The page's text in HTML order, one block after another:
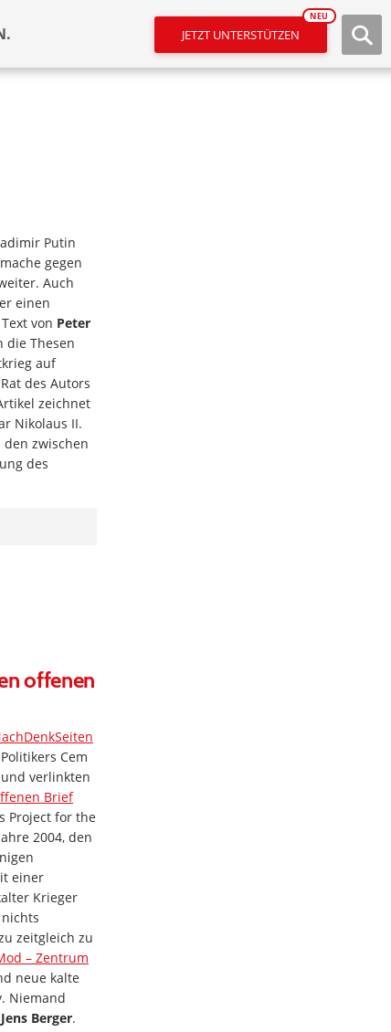
JETZT UNTERSTÜTZEN
NEU
Putin
gegen
Auch
einen
von Peter
die Thesen
auf
des Autors
zeichnet
Nikolaus II.
zwischen
des
offenen
Cem
verlinkten
Brief
Project for the
2004, den
einer
Krieger
zeitgleich zu
– Zentrum
neue kalte
Niemand
Jens Berger.